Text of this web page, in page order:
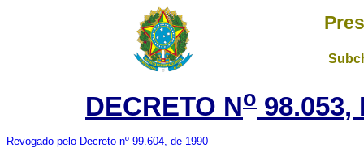
DECRETO No 98.053,
Revogado pelo Decreto nº 99.604, de 1990